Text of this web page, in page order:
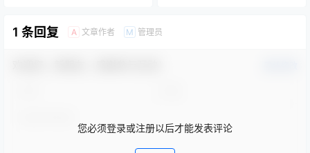
1 条回复 A 文章作者 M 管理员
您必须登录或注册以后才能发表评论